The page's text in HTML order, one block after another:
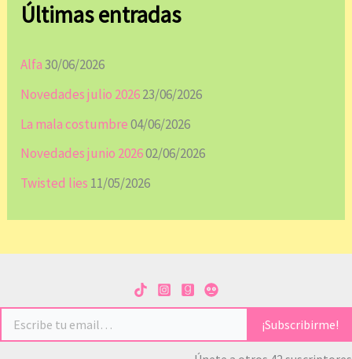
Últimas entradas
Alfa30/06/2026
Novedades julio 202623/06/2026
La mala costumbre04/06/2026
Novedades junio 202602/06/2026
Twisted lies 11/05/2026
Escribe tu email…
¡Subscribirme!